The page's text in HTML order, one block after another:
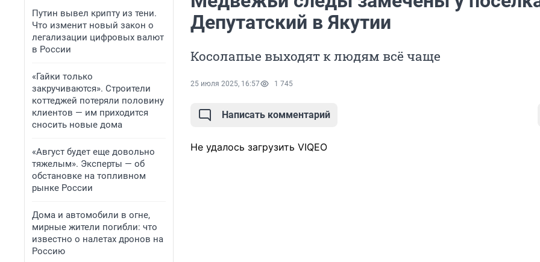
Путин вывел крипту из тени.
Что изменит новый закон о
легализации цифровых валют
в России
«Гайки только
закручиваются». Строители
коттеджей потеряли половину
клиентов — им приходится
сносить новые дома
«Август будет еще довольно
тяжелым». Эксперты — об
обстановке на топливном
рынке России
Дома и автомобили в огне,
мирные жители погибли: что
известно о налетах дронов на
Россию
Депутатский в Якутии
Косолапые выходят к людям всё чаще
25 июля 2025, 16:57 1 745
Написать комментарий
Не удалось загрузить VIQEO